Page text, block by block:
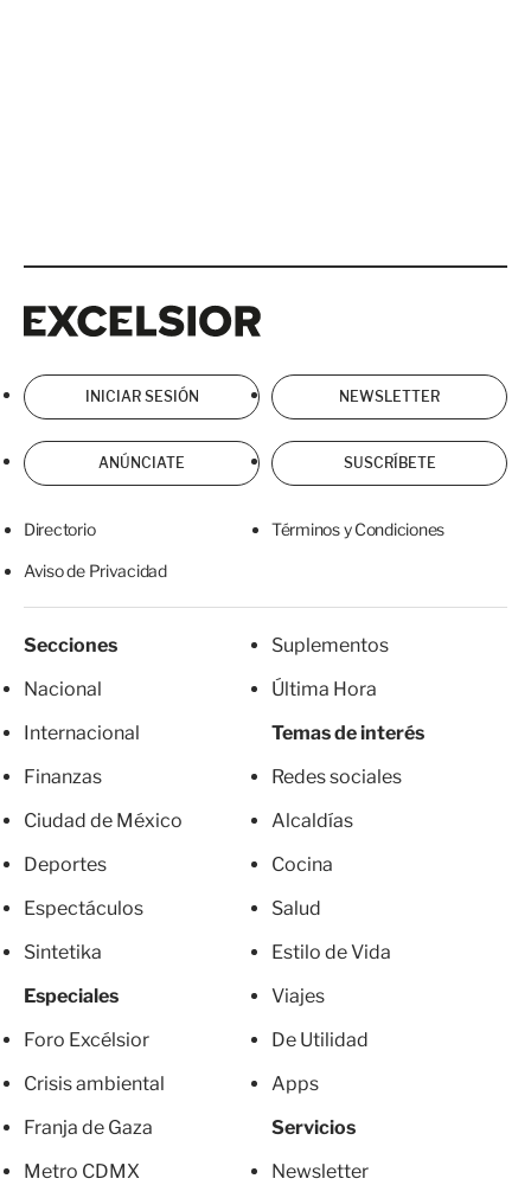
INICIAR SESIÓN NEWSLETTER
ANÚNCIATE SUSCRÍBETE
Directorio Términos y Condiciones
Aviso de Privacidad
Secciones
Nacional
Internacional
Finanzas
Ciudad de México
Deportes
Espectáculos
Sintetika
Especiales
Foro Excélsior
Crisis ambiental
Franja de Gaza
Metro CDMX
Suplementos
Última Hora
Temas de interés
Redes sociales
Alcaldías
Cocina
Salud
Estilo de Vida
Viajes
De Utilidad
Apps
Servicios
Newsletter